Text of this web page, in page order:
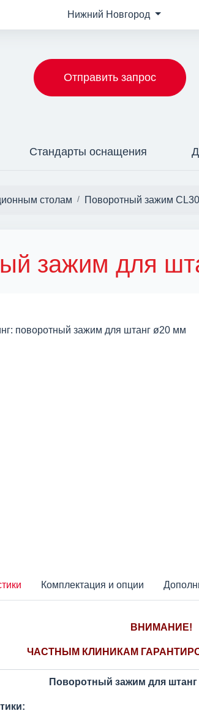
Нижний Новгород
Отправить запрос
Стандарты оснащения
столам Поворотный зажим
зажим для
Комплектация и опции
ВНИМАНИЕ!
ЧАСТНЫМ КЛИНИКАМ
Поворотный зажим для